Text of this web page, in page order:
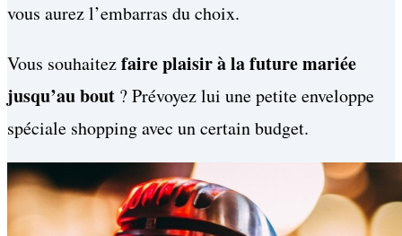
vous aurez l’embarras du choix.
Vous souhaitezfaire plaisir à la future mariée
jusqu’au bout ? Prévoyez lui une petite enveloppe
spéciale shopping avec un certain budget.